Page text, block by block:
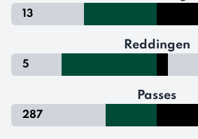
13
Reddingen
5
Passes
287